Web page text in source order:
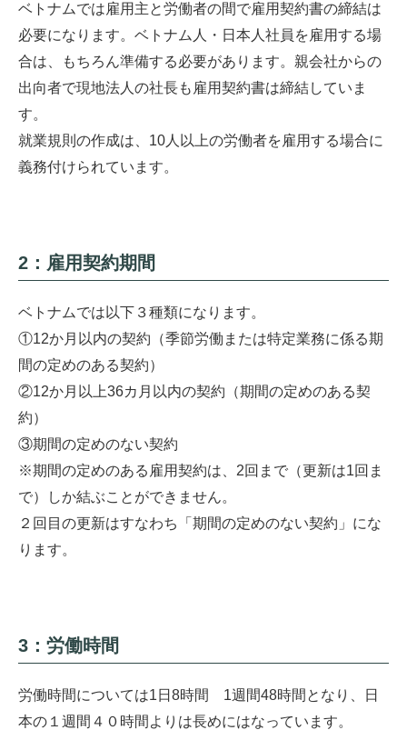
ベトナムでは雇用主と労働者の間で雇用契約書の締結は
必要になります。ベトナム人・日本人社員を雇用する場
合は、もちろん準備する必要があります。親会社からの
出向者で現地法人の社長も雇用契約書は締結していま
す。
就業規則の作成は、10人以上の労働者を雇用する場合に
義務付けられています。
2：雇用契約期間
ベトナムでは以下３種類になります。
①12か月以内の契約（季節労働または特定業務に係る期
間の定めのある契約）
②12か月以上36カ月以内の契約（期間の定めのある契
約）
③期間の定めのない契約
※期間の定めのある雇用契約は、2回まで（更新は1回ま
で）しか結ぶことができません。
２回目の更新はすなわち「期間の定めのない契約」にな
ります。
3：労働時間
労働時間については1日8時間 1週間48時間となり、日
本の１週間４０時間よりは長めにはなっています。